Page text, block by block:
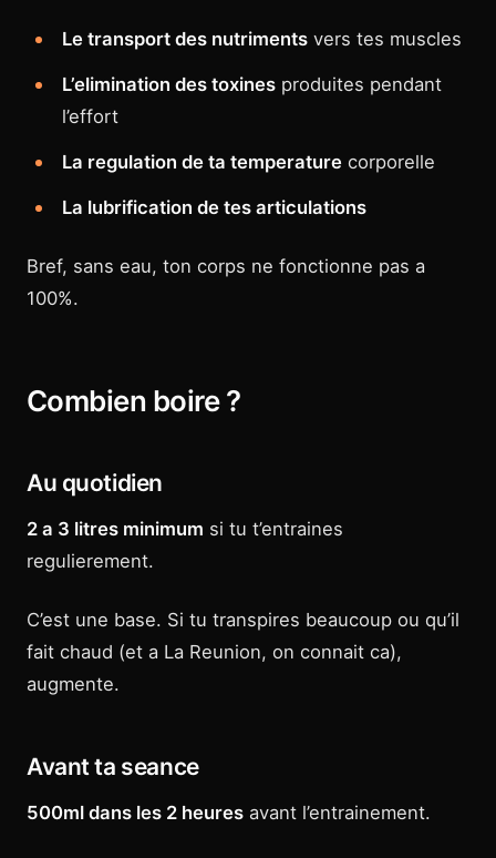
Le transport des nutriments vers tes muscles
L’elimination des toxines produites pendant
l’effort
La regulation de ta temperature corporelle
La lubrification de tes articulations
Bref, sans eau, ton corps ne fonctionne pas a
100%.
Combien boire ?
Au quotidien
2 a 3 litres minimum si tu t’entraines
regulierement.
C’est une base. Si tu transpires beaucoup ou qu’il
fait chaud (et a La Reunion, on connait ca),
augmente.
Avant ta seance
500ml dans les 2 heures avant l’entrainement.